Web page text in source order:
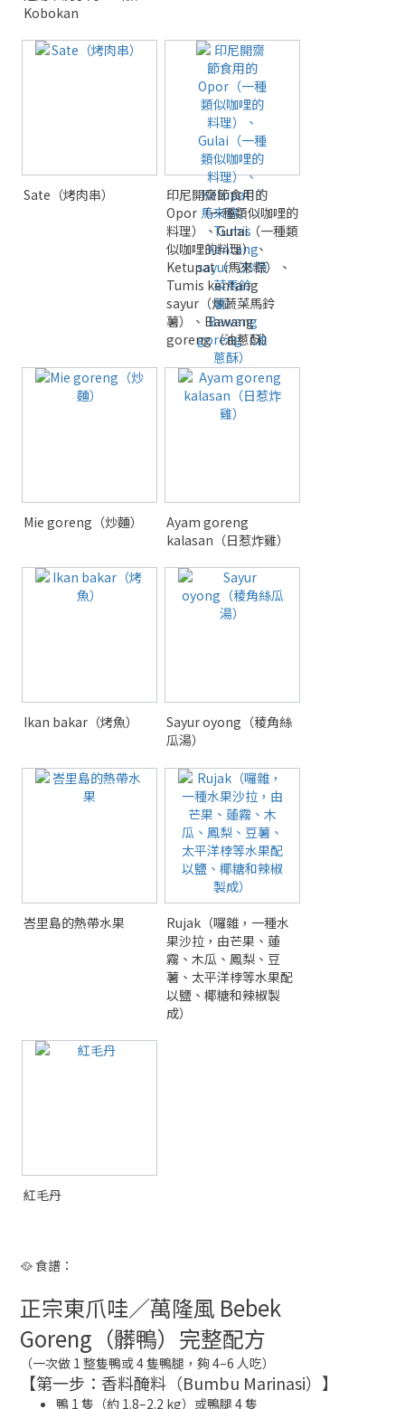
Kobokan
Sate（烤肉串）
印尼開齋節食用的
Opor（一種類似咖哩的
料理）、Gulai（一種類
似咖哩的料理）、
Ketupat（馬來粽）、
Tumis kentang
sayur（炒蔬菜馬鈴
薯）、Bawang
goreng（油蔥酥）
Mie goreng（炒麵）
Ayam goreng
kalasan（日惹炸雞）
Ikan bakar（烤魚）
Sayur oyong（稜角絲
瓜湯）
峇里島的熱帶水果
Rujak（囉雜，一種水
果沙拉，由芒果、蓮
霧、木瓜、鳳梨、豆
薯、太平洋桲等水果配
以鹽、椰糖和辣椒製
成）
紅毛丹
🥘 食譜：
正宗東爪哇／萬隆風 Bebek
Goreng（髒鴨）完整配方
（一次做 1 整隻鴨或 4 隻鴨腿，夠 4–6 人吃）
【第一步：香料醃料（Bumbu Marinasi）】
鴨 1 隻（約 1.8–2.2 kg）或鴨腿 4 隻